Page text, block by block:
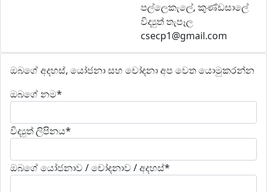
පල්ලෙකැලේ, කුණ්ඩසාලේ
විද්‍යුත් තැපෑල
csecp1@gmail.com
ඔබගේ අදහස්, යෝජනා සහ චෝදනා අප වෙත යොමුකරන්න
ඔබගේ නම*
විද්‍යුත් ලිපිනය*
ඔබගේ යෝජනාව / චෝදනාව / අදහස්*